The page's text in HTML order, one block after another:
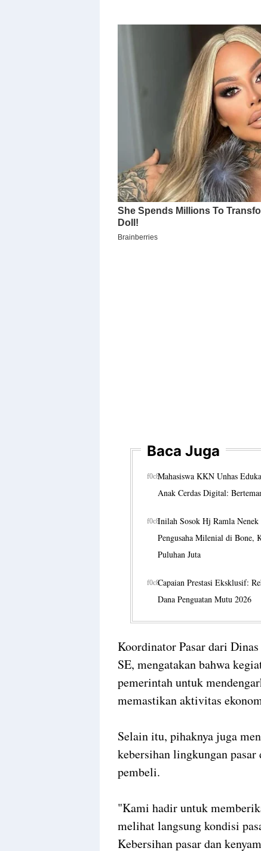
Baca Juga
Mahasiswa KKN Unhas
Anak Cerdas Digital:
Inilah Sosok Hj Ramla
Pengusaha Milenial di Bone,
Puluhan Juta
Capaian Prestasi Eksklusif:
Dana Penguatan Mutu 2026
Koordinator Pasar dari
SE, mengatakan bahwa
pemerintah untuk
memastikan aktivitas
Selain itu, pihaknya juga
kebersihan lingkungan pasar
pembeli.
"Kami hadir untuk
melihat langsung kondisi
Kebersihan pasar dan